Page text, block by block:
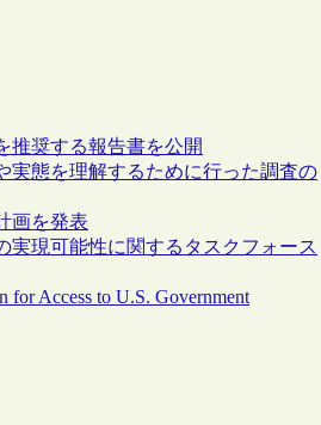
推奨する報告書を公開
実態を理解するために行った調査の
画を発表
実現可能性に関するタスクフォース
Access to U.S. Government